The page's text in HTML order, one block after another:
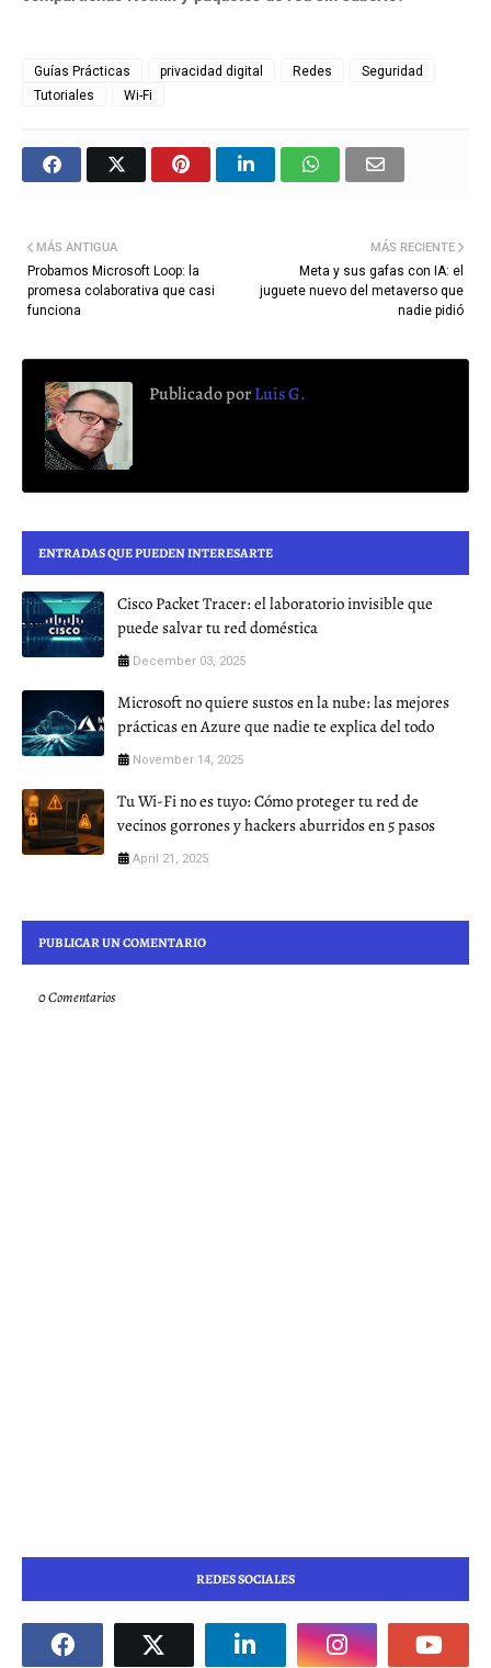
Guías Prácticas privacidad digital Redes
Seguridad
Tutoriales
Wi-Fi
MÁS RECIENTE
Meta y sus gafas con IA: el
juguete nuevo del metaverso que
nadie pidió
MÁS ANTIGUA
Probamos Microsoft Loop: la
promesa colaborativa que casi
funciona
Publicado porLuis G.
ENTRADAS QUE PUEDEN INTERESARTE
Cisco Packet Tracer: el laboratorio invisible que
puede salvar tu red doméstica
December 03, 2025
Microsoft no quiere sustos en la nube: las mejores
prácticas en Azure que nadie te explica del todo
November 14, 2025
Tu Wi-Fi no es tuyo: Cómo proteger tu red de
vecinos gorrones y hackers aburridos en 5 pasos
April 21, 2025
PUBLICAR UN COMENTARIO
0 Comentarios
REDES SOCIALES